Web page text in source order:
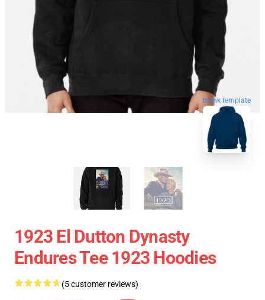
blank template
1923 El Dutton Dynasty
Endures Tee 1923 Hoodies
(5 customer reviews)